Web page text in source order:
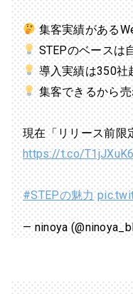
集客実績がある
STEPのベースは
導入実績は350社
集客できるから
現在「リリース前限
https://t.co/
#STEPの魅力
— ninoya